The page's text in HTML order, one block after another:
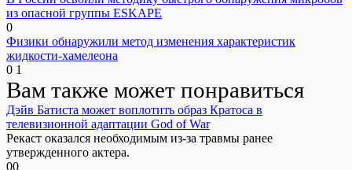
из опасной группы ESKAPE
0
Физики обнаружили метод изменения характеристик
жидкости-хамелеона
0 1
Вам также может понравиться
Дэйв Батиста может воплотить образ Кратоса в
телевизионной адаптации God of War
Рекаст оказался необходимым из-за травмы ранее
утвержденного актера.
00